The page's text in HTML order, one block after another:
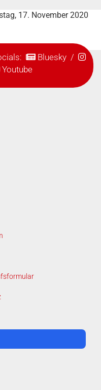
17. November 2020
Bluesky/
Youtube